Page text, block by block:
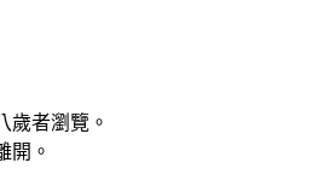
歲者瀏覽。
開。